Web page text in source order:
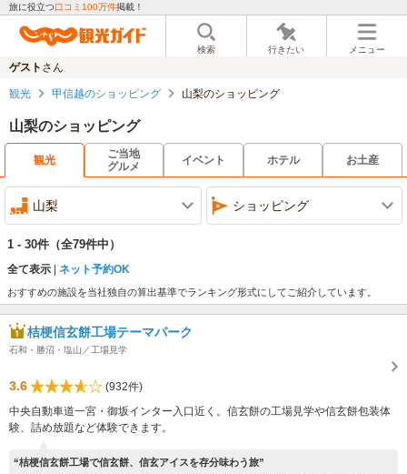
旅に役立つ口コミ100万件掲載！
検索 行きたい メニュー
ゲスト さん
観光 甲信越のショッピング 山梨のショッピング
山梨のショッピング
観光
ご当地
グルメ
イベント ホテル お土産
山梨 ショッピング
1 - 30件 （全79件中）
全て表示 ネット予約OK
おすすめの施設を当社独自の算出基準でランキング形式にしてご紹介しています。
桔梗信玄餅工場テーマパーク
石和・勝沼・塩山／工場見学
3.6
(932件)
中央自動車道一宮・御坂インター入口近く。信玄餅の工場見学や信玄餅包装体
験、詰め放題など体験できます。
“桔梗信玄餅工場で信玄餅、信玄アイスを存分味わう旅”